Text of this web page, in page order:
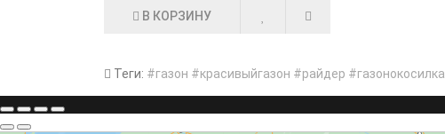
В КОРЗИНУ
Теги: #газон #красивыйгазон #райдер #газонокосилка